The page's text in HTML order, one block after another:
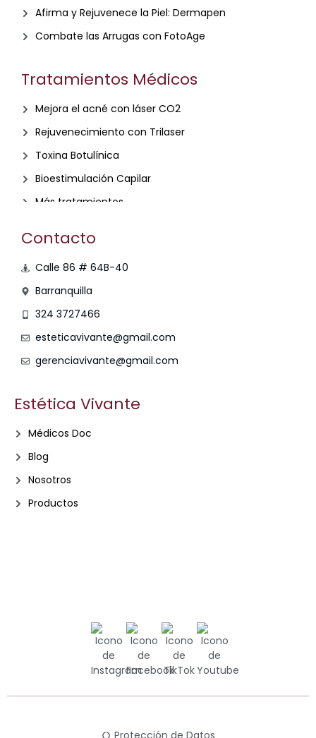
Afirma y Rejuvenece la Piel: Dermapen
Combate las Arrugas con FotoAge
Tratamientos Médicos
Mejora el acné con láser CO2
Rejuvenecimiento con Trilaser
Toxina Botulínica
Bioestimulación Capilar
Más tratamientos
Contacto
Calle 86 # 64B-40
Barranquilla
324 3727466
esteticavivante@gmail.com
gerenciavivante@gmail.com
Estética Vivante
Médicos Doc
Blog
Nosotros
Productos